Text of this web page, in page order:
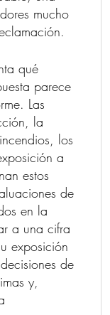
mucho
qué
parece
Las
la
los
a
estos
de
en la
a una cifra
exposición
de
y,